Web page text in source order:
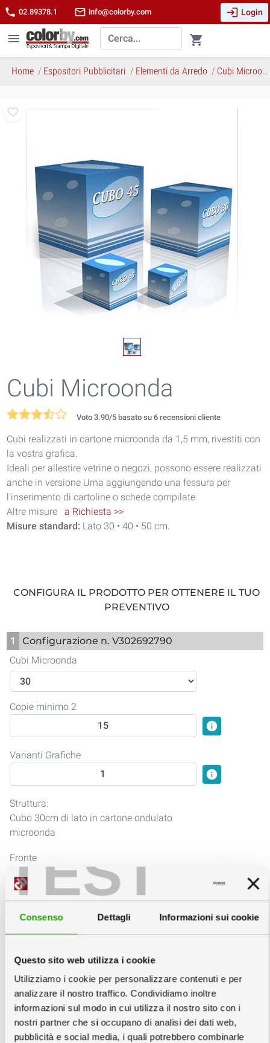
TEST
Consenso Dettagli Informazioni sui cookie
Questo sito web utilizza i cookie
Utilizziamo i cookie per personalizzare contenuti e per
analizzare il nostro traffico. Condividiamo inoltre
informazioni sul modo in cui utilizza il nostro sito con i
nostri partner che si occupano di analisi dei dati web,
pubblicità e social media, i quali potrebbero combinarle
phone 02.89378.1 mail_outline info@colorby.com login Login
menu shopping_cart
Home Espositori Pubblicitari Elementi da Arredo Cubi Microonda
Cubi Microonda
Voto 3.90/5 basato su 6 recensioni cliente
Cubi realizzati in cartone microonda da 1,5 mm, rivestiti con
la vostra grafica.
Ideali per allestire vetrine o negozi, possono essere realizzati
anche in versione Urna aggiungendo una fessura per
l'inserimento di cartoline o schede compilate.
Altre misure
a Richiesta >>
Misure standard: Lato 30 • 40 • 50 cm.
CONFIGURA IL PRODOTTO PER OTTENERE IL TUO
PREVENTIVO
1
Configurazione n. V302692790
Cubi Microonda
Copie minimo 2
info
Varianti Grafiche
info
Struttura:
Cubo 30cm di lato in cartone ondulato
microonda
Fronte
info
Copie minimo 2
Giovedì
03
Settembre
Lunedì
07
Settembre
Mercoledì
09
Settembre